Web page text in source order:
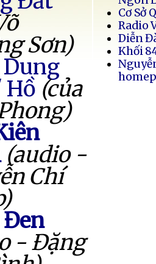
Sơn)
Hồ (của
(audio -
Chí
- Đặng
Cơ Sở
Radio
Diễn
Khối